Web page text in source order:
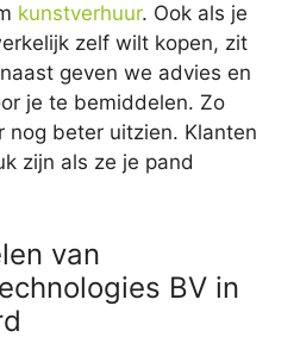
kunstverhuur. Ook als je
zelf wilt kopen, zit
geven we advies en
je te bemiddelen. Zo
nog beter uitzien. Klanten
zijn als ze je pand
van
BV in